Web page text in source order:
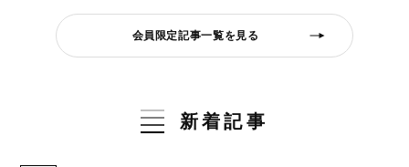
会員限定記事一覧を見る
新着記事